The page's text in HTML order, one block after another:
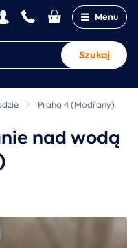
Menu
Szukaj
Praha 4 (Modřany)
nad wodą